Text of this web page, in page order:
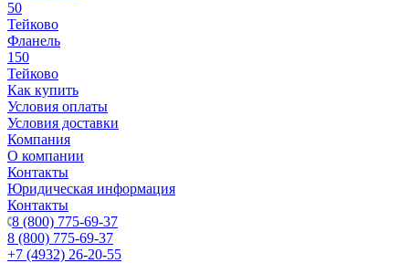
50
Тейково
Фланель
150
Тейково
Как купить
Условия оплаты
Условия доставки
Компания
О компании
Контакты
Юридическая информация
Контакты
8 (800) 775-69-37
8 (800) 775-69-37
+7 (4932) 26-20-55